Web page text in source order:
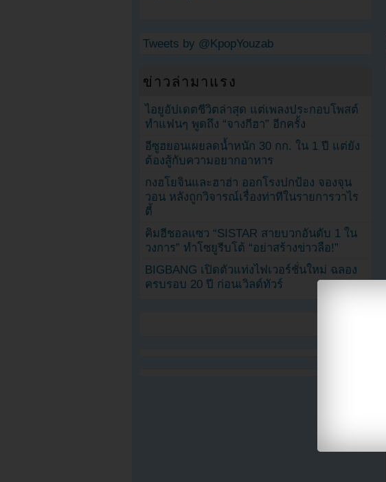
Tweets by @KpopYouzab
ข่าวล่ามาแรง
ไอยูอัปเดตชีวิตล่าสุด แต่เพลงประกอบโพสต์
ทำแฟนๆ พูดถึง “จางกีฮา” อีกครั้ง
อีซูฮยอนเผยลดน้ำหนัก 30 กก. ใน 1 ปี แต่ยัง
ต้องสู้กับความอยากอาหาร
กงฮโยจินและฮาฮ่า ออกโรงปกป้อง จองจุน
วอน หลังถูกวิจารณ์เรื่องท่าทีในรายการวาไร
ตี้
คิมฮีชอลแซว “SISTAR สายบวกอันดับ 1 ใน
วงการ” ทำโซยูรีบโต้ “อย่าสร้างข่าวลือ!”
BIGBANG เปิดตัวแท่งไฟเวอร์ชั่นใหม่ ฉลอง
ครบรอบ 20 ปี ก่อนเวิลด์ทัวร์